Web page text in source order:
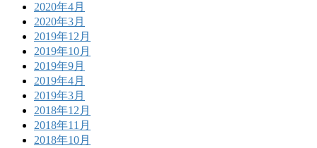
2020年4月
2020年3月
2019年12月
2019年10月
2019年9月
2019年4月
2019年3月
2018年12月
2018年11月
2018年10月